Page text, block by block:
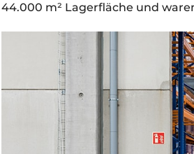
44.000 m² Lagerfläche und